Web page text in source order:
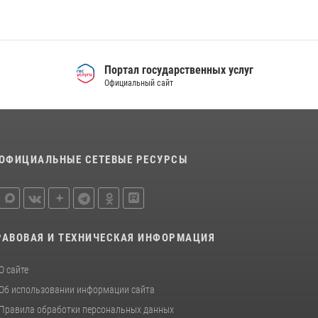
Портал государственных услуг
Официальный сайт
СЕТЕВЫЕ РЕСУРСЫ
И ТЕХНИЧЕСКАЯ ИНФОРМАЦИЯ
О сайте
Об использовании информации сайта
Правила обработки персональных данных